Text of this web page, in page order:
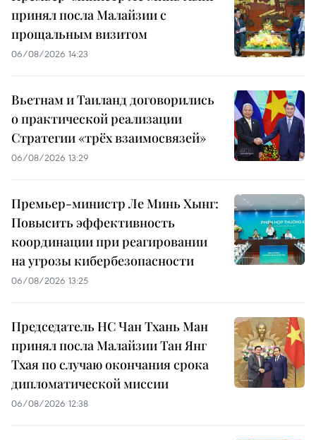
принял посла Малайзии с
прощальным визитом
06/08/2026 14:23
Вьетнам и Таиланд договорились
о практической реализации
Стратегии «трёх взаимосвязей»
06/08/2026 13:29
Премьер-министр Ле Минь Хынг:
Повысить эффективность
координации при реагировании
на угрозы кибербезопасности
06/08/2026 13:25
Председатель НС Чан Тхань Ман
принял посла Малайзии Тан Янг
Тхая по случаю окончания срока
дипломатической миссии
06/08/2026 12:38